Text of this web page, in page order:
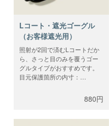
Lコート・遮光ゴーグル
（お客様遮光用）
照射が2回で済むLコートだか
ら、さっと目のみを覆うゴー
グルタイプがおすすめです。
目元保護箇所の内寸：
き。こちらの商品はライセン
880円